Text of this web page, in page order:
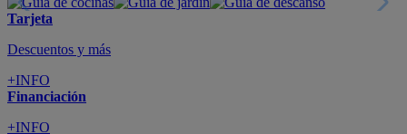
Tarjeta
Descuentos y más
+INFO
Financiación
+INFO